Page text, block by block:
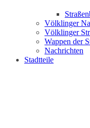
Völklinger
Völklinger
Wappen der
Nachrichten
Stadtteile